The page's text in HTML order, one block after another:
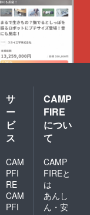
サ
ー
ビ
ス
CAM
PFI
RE
CAM
PFI
CAMP
FIRE
につい
て
CAMP
FIREと
は
あんし
ん・安